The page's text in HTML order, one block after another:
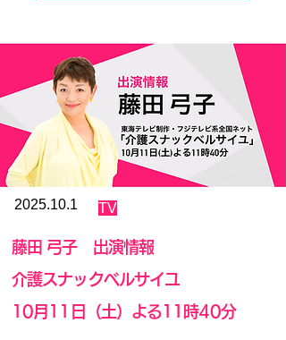
での個人間売買、チケジャム・viagogo・チケット流通
センター・メルカリ・ヤフオク！・チケフェスなど）
で購入されたチケットは無効となり、予告なくご入場
をお断りすることがございます。
また、これに起因するお客様同士のトラブルにつきま
しては、一切の責任を負いかねます。
インターネット上の取引によるトラブルや犯罪被害に
遭われないためにも、チケットは必ず主催者によって
定められた方法・価格にて、信頼のおける正規販売先
にてご購入いただきますようお願い申し上げます。
なお、携帯電話等でチケットを撮影された画像をご提
弊社よりご案内している販売先にてチケットをご購入
なられたお客様は、チケット券面金額でのリセールを
（※一部公演・貸切公演等を除く）
2025.10.1 TV
藤田 弓子 出演情報
介護スナックベルサイユ
​10月11日（土）よる11時40分